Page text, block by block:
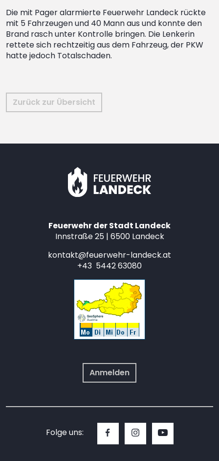
Die mit Pager alarmierte Feuerwehr Landeck rückte
mit 5 Fahrzeugen und 40 Mann aus und konnte den
Brand rasch unter Kontrolle bringen. Die Lenkerin
rettete sich rechtzeitig aus dem Fahrzeug, der PKW
hatte jedoch Totalschaden.
Zurück zur Übersicht
Feuerwehr der Stadt Landeck
Innstraße 25 | 6500 Landeck
kontakt@feuerwehr-landeck.at
+43 5442 63080
Anmelden
Folge uns: